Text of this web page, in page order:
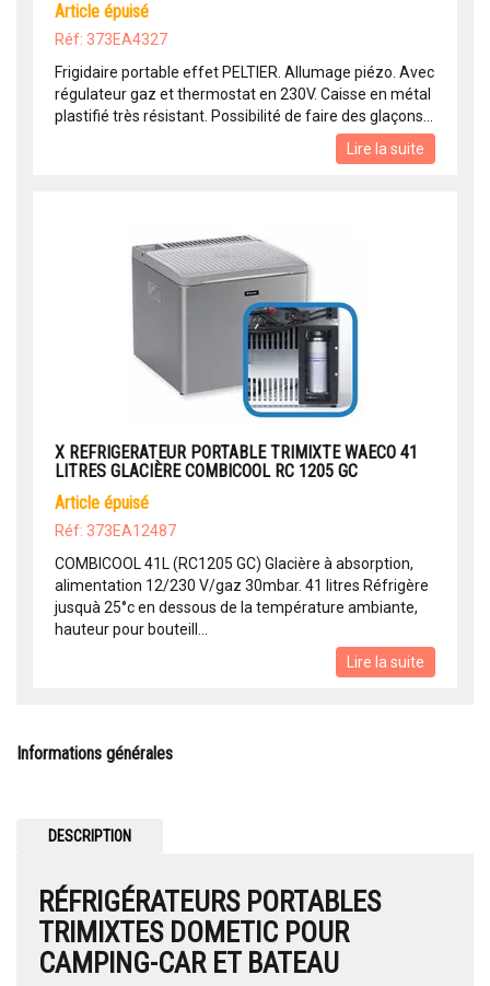
article épuisé
Réf: 373EA4327
Frigidaire portable effet PELTIER. Allumage piézo. Avec
régulateur gaz et thermostat en 230V. Caisse en métal
plastifié très résistant. Possibilité de faire des glaçons...
Lire la suite
X REFRIGERATEUR PORTABLE TRIMIXTE WAECO 41
LITRES GLACIÈRE COMBICOOL RC 1205 GC
article épuisé
Réf: 373EA12487
COMBICOOL 41L (RC1205 GC) Glacière à absorption,
alimentation 12/230 V/gaz 30mbar. 41 litres Réfrigère
jusquà 25°c en dessous de la température ambiante,
hauteur pour bouteill...
Lire la suite
Informations générales
DESCRIPTION
RÉFRIGÉRATEURS PORTABLES
TRIMIXTES DOMETIC POUR
CAMPING-CAR ET BATEAU